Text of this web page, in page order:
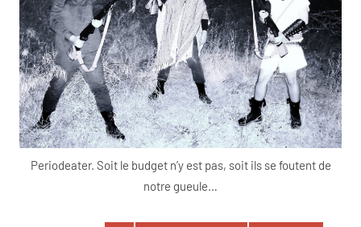
Periodeater. Soit le budget n’y est pas, soit ils se foutent de
notre gueule…